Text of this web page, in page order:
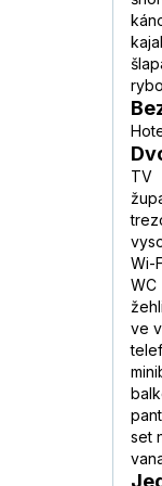
TV
Wi-
WC
ve
set